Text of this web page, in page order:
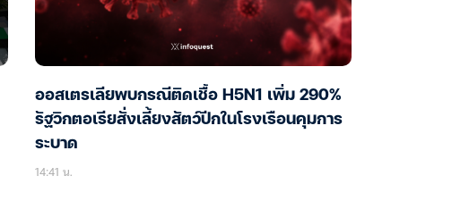
ออสเตรเลียพบกรณีติดเชื้อ H5N1 เพิ่ม 290%
รัฐวิกตอเรียสั่งเลี้ยงสัตว์ปีกในโรงเรือนคุมการ
ระบาด
14:41 น.